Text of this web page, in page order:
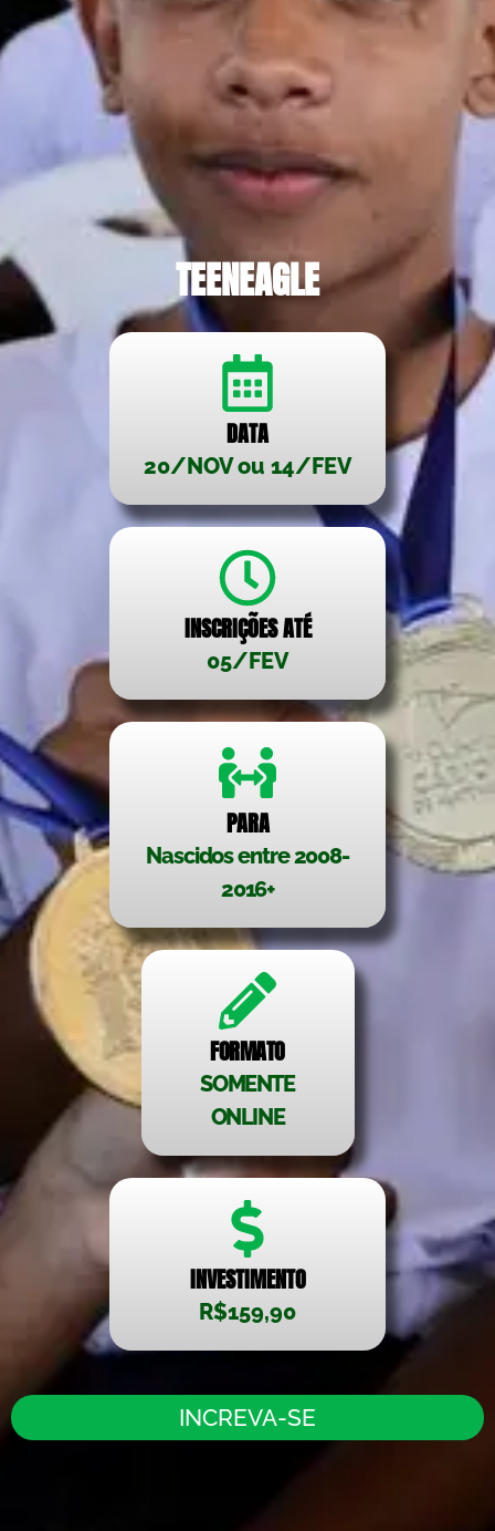
TEENEAGLE
DATA
20/NOV ou 14/FEV
INSCRIÇÕES ATÉ
05/FEV
PARA
Nascidos entre 2008-
2016+
FORMATO
SOMENTE
ONLINE
INVESTIMENTO
R$159,90
INCREVA-SE